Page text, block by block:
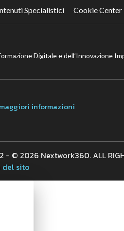
Specialistici Cookie Center
Digitale e dell’Innovazione
informazioni
2026 Nextwork360. ALL
del sito